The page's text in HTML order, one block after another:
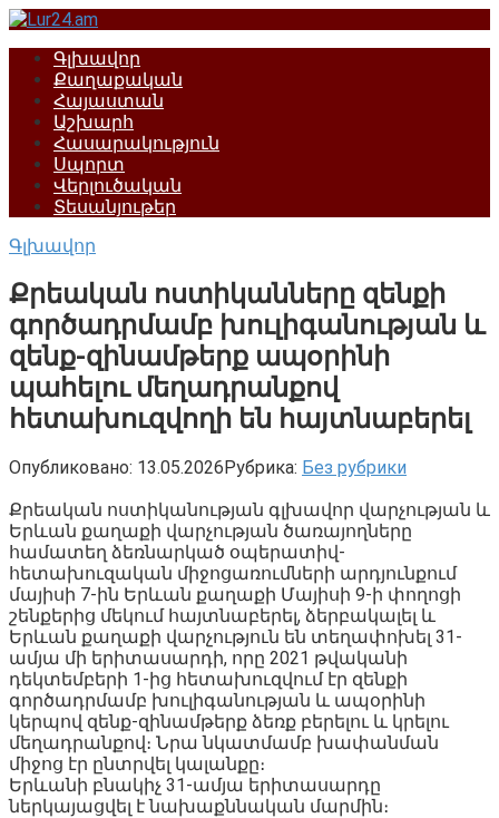
Перейти
контентуԳլխավոր
Քաղաքական
Հայաստան
Աշխարհ
Հասարակություն
Սպորտ
Վերլուծական
Տեսանյութեր
Գլխավոր
Քրեական ոստիկանները զենքի
գործադրմամբ խուլիգանության և
զենք-զինամթերք ապօրինի
պահելու մեղադրանքով
հետախուզվողի են հայտնաբերել
Опубликовано: 13.05.2026Рубрика: Без рубрики
Քրեական ոստիկանության գլխավոր վարչության և
Երևան քաղաքի վարչության ծառայողները
համատեղ ձեռնարկած օպերատիվ-
հետախուզական միջոցառումների արդյունքում
մայիսի 7-ին Երևան քաղաքի Մայիսի 9-ի փողոցի
շենքերից մեկում հայտնաբերել, ձերբակալել և
Երևան քաղաքի վարչություն են տեղափոխել 31-
ամյա մի երիտասարդի, որը 2021 թվականի
դեկտեմբերի 1-ից հետախուզվում էր զենքի
գործադրմամբ խուլիգանության և ապօրինի
կերպով զենք-զինամթերք ձեռք բերելու և կրելու
մեղադրանքով։ Նրա նկատմամբ խափանման
միջոց էր ընտրվել կալանքը։
Երևանի բնակիչ 31-ամյա երիտասարդը
ներկայացվել է նախաքննական մարմին։